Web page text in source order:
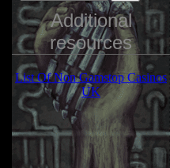
Additional
resources
List Of Non Gamstop Casinos
UK